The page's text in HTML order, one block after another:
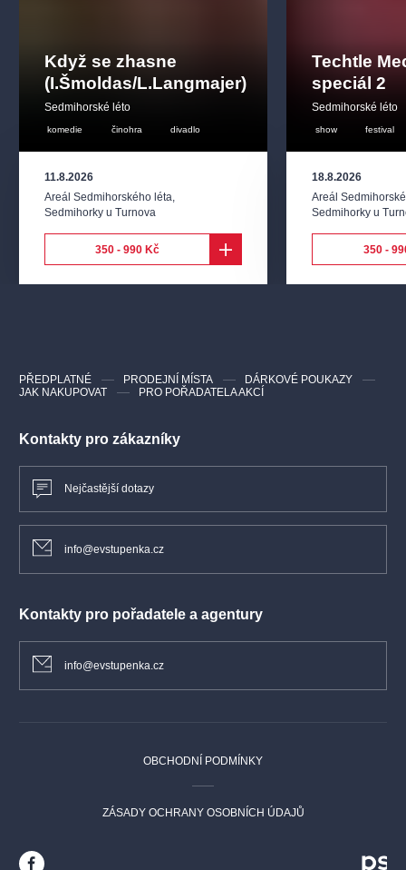
Když se zhasne
(I.Šmoldas/L.Langmajer)
Sedmihorské léto
komedie činohra divadlo
11.8.2026
Areál Sedmihorského léta,
Sedmihorky u Turnova
350 - 990 Kč
Techtle
speciál 2
Sedmihorské léto
show festival
18.8.2026
Areál
Sedmihorky u
350 -
Kontakty pro zákazníky
Nejčastější dotazy
info@evstupenka.cz
Kontakty pro pořadatele a agentury
info@evstupenka.cz
PŘEDPLATNÉ PRODEJNÍ MÍSTA
DÁRKOVÉ POUKAZY
JAK NAKUPOVAT
PRO POŘADATELA AKCÍ
OBCHODNÍ PODMÍNKY
ZÁSADY OCHRANY OSOBNÍCH ÚDAJŮ